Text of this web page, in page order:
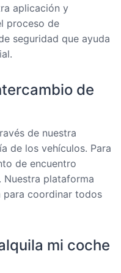
aplicación y
proceso de
seguridad que ayuda
de
de nuestra
de los vehículos. Para
de encuentro
plataforma
para coordinar todos
mi coche